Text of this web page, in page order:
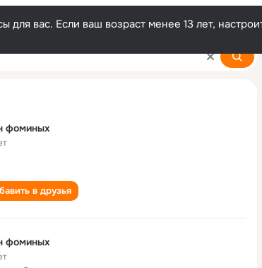
вас. Если ваш возраст менее 13 лет,
фоминых
в друзья
фоминых